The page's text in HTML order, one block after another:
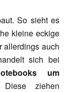
So sieht es
kleine eckige
allerdings auch
sich bei
um
ziehen